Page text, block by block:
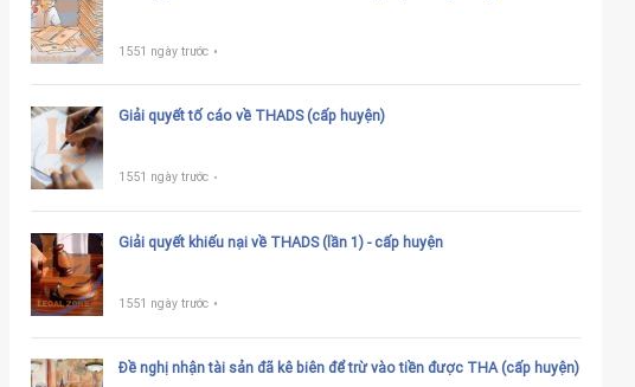
1551 ngày trước
Giải quyết tố cáo về THADS (cấp huyện)
1551 ngày trước
Giải quyết khiếu nại về THADS (lần 1) - cấp huyện
1551 ngày trước
Đề nghị nhận tài sản đã kê biên để trừ vào tiền được THA (cấp huyện)